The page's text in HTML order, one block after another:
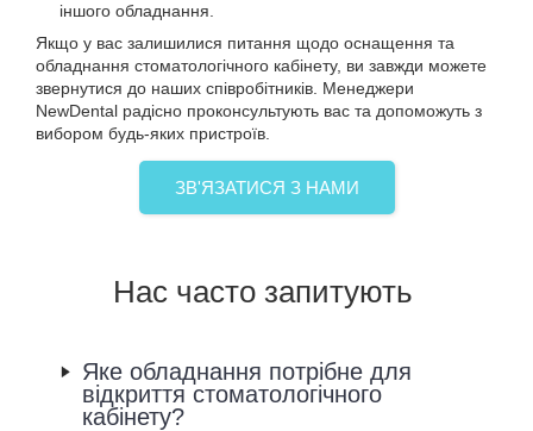
іншого обладнання.
Якщо у вас залишилися питання щодо оснащення та
обладнання стоматологічного кабінету, ви завжди можете
звернутися до наших співробітників. Менеджери
NewDental радісно проконсультують вас та допоможуть з
вибором будь-яких пристроїв.
ЗВ'ЯЗАТИСЯ З НАМИ
Нас часто запитують
Яке обладнання потрібне для
відкриття стоматологічного
кабінету?